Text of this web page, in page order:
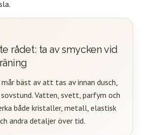
rådet: ta av smycken vid
bäst av att tas av innan dusch,
Vatten, svett, parfym och
både kristaller, metall, elastisk
andra detaljer över tid.